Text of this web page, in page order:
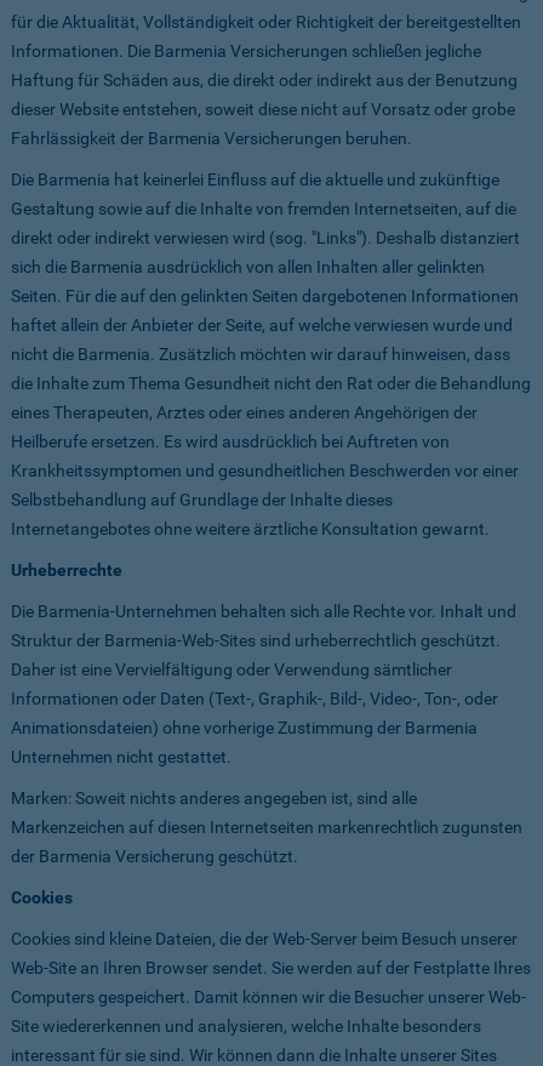
für die Aktualität, Vollständigkeit oder Richtigkeit der bereitgestellten
Informationen. Die Barmenia Versicherungen schließen jegliche
Haftung für Schäden aus, die direkt oder indirekt aus der Benutzung
dieser Website entstehen, soweit diese nicht auf Vorsatz oder grobe
Fahrlässigkeit der Barmenia Versicherungen beruhen.
Die Barmenia hat keinerlei Einfluss auf die aktuelle und zukünftige
Gestaltung sowie auf die Inhalte von fremden Internetseiten, auf die
direkt oder indirekt verwiesen wird (sog. "Links"). Deshalb distanziert
sich die Barmenia ausdrücklich von allen Inhalten aller gelinkten
Seiten. Für die auf den gelinkten Seiten dargebotenen Informationen
haftet allein der Anbieter der Seite, auf welche verwiesen wurde und
nicht die Barmenia. Zusätzlich möchten wir darauf hinweisen, dass
die Inhalte zum Thema Gesundheit nicht den Rat oder die Behandlung
eines Therapeuten, Arztes oder eines anderen Angehörigen der
Heilberufe ersetzen. Es wird ausdrücklich bei Auftreten von
Krankheitssymptomen und gesundheitlichen Beschwerden vor einer
Selbstbehandlung auf Grundlage der Inhalte dieses
Internetangebotes ohne weitere ärztliche Konsultation gewarnt.
Urheberrechte
Die Barmenia-Unternehmen behalten sich alle Rechte vor. Inhalt und
Struktur der Barmenia-Web-Sites sind urheberrechtlich geschützt.
Daher ist eine Vervielfältigung oder Verwendung sämtlicher
Informationen oder Daten (Text-, Graphik-, Bild-, Video-, Ton-, oder
Animationsdateien) ohne vorherige Zustimmung der Barmenia
Unternehmen nicht gestattet.
Marken: Soweit nichts anderes angegeben ist, sind alle
Markenzeichen auf diesen Internetseiten markenrechtlich zugunsten
der Barmenia Versicherung geschützt.
Cookies
Cookies sind kleine Dateien, die der Web-Server beim Besuch unserer
Web-Site an Ihren Browser sendet. Sie werden auf der Festplatte Ihres
Computers gespeichert. Damit können wir die Besucher unserer Web-
Site wiedererkennen und analysieren, welche Inhalte besonders
interessant für sie sind. Wir können dann die Inhalte unserer Sites